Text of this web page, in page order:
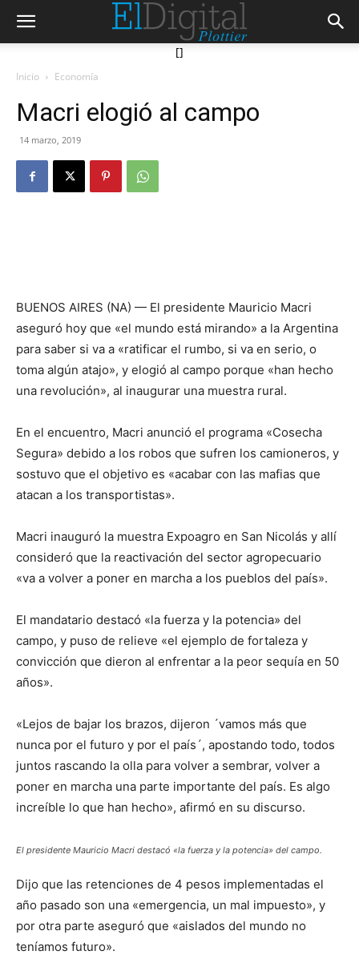
[]
Inicio Economía
Macri elogió al campo
14 marzo, 2019
BUENOS AIRES (NA) — El presidente Mauricio Macri
aseguró hoy que «el mundo está mirando» a la Argentina
para saber si va a «ratificar el rumbo, si va en serio, o
toma algún atajo», y elogió al campo porque «han hecho
una revolución», al inaugurar una muestra rural.
En el encuentro, Macri anunció el programa «Cosecha
Segura» debido a los robos que sufren los camioneros, y
sostuvo que el objetivo es «acabar con las mafias que
atacan a los transportistas».
Macri inauguró la muestra Expoagro en San Nicolás y allí
consideró que la reactivación del sector agropecuario
«va a volver a poner en marcha a los pueblos del país».
El mandatario destacó «la fuerza y la potencia» del
campo, y puso de relieve «el ejemplo de fortaleza y
convicción que dieron al enfrentar a la peor sequía en 50
años».
«Lejos de bajar los brazos, dijeron ´vamos más que
nunca por el futuro y por el país´, apostando todo, todos
juntos rascando la olla para volver a sembrar, volver a
poner en marcha una parte importante del país. Es algo
increíble lo que han hecho», afirmó en su discurso.
El presidente Mauricio Macri destacó «la fuerza y la potencia» del campo.
Dijo que las retenciones de 4 pesos implementadas el
año pasado son una «emergencia, un mal impuesto», y
por otra parte aseguró que «aislados del mundo no
teníamos futuro».